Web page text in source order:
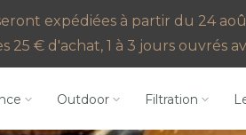
expédiées à partir du 24
25 € d'achat, 1 à 3 jours ouvrés
Outdoor Filtration